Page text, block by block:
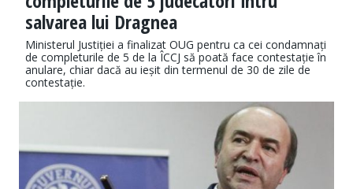
salvarea lui Dragnea
Ministerul Justiției a finalizat OUG pentru ca cei condamnați
de completurile de 5 de la ÎCCJ să poată face contestație în
anulare, chiar dacă au ieșit din termenul de 30 de zile de
contestație.